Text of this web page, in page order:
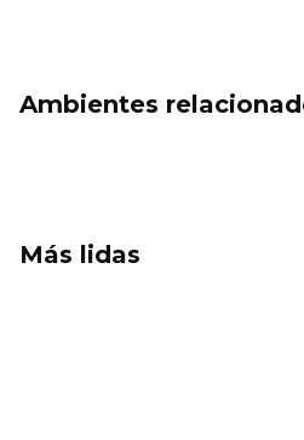
Ambientes
Más lidas